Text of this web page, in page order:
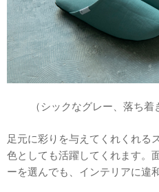
（シックなグレー、落ち着
足元に彩りを与えてくれくれる
色としても活躍してくれます。
ーを選んでも、インテリアに違